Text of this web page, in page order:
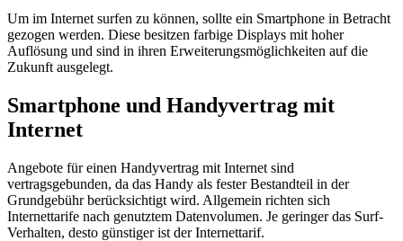
Um im Internet surfen zu können, sollte ein Smartphone in Betracht
gezogen werden. Diese besitzen farbige Displays mit hoher
Auflösung und sind in ihren Erweiterungsmöglichkeiten auf die
Zukunft ausgelegt.
Smartphone und Handyvertrag mit
Internet
Angebote für einen Handyvertrag mit Internet sind
vertragsgebunden, da das Handy als fester Bestandteil in der
Grundgebühr berücksichtigt wird. Allgemein richten sich
Internettarife nach genutztem Datenvolumen. Je geringer das Surf-
Verhalten, desto günstiger ist der Internettarif.